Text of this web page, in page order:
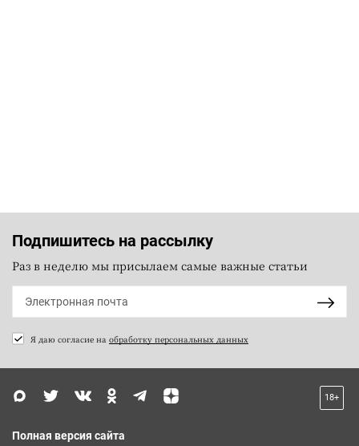
Подпишитесь на рассылку
Раз в неделю мы присылаем самые важные статьи
Я даю согласие на обработку персональных данных
18+
Полная версия сайта